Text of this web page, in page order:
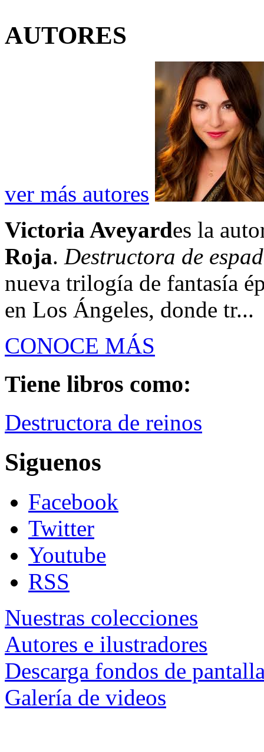
AUTORES
ver más autores
Victoria Aveyardes la
Roja. Destructora de
nueva trilogía de fantasía
en Los Ángeles, donde tr...
CONOCE MÁS
Tiene libros como:
Destructora de reinos
Siguenos
Facebook
Twitter
Youtube
RSS
Nuestras colecciones
Autores e ilustradores
Descarga fondos de
Galería de videos